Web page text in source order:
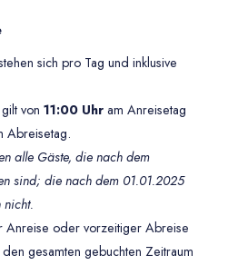
sich pro Tag und inklusive
von 11:00 Uhram Anreisetag
Abreisetag.
alle Gäste, die nach dem
sind; die nach dem 01.01.2025
nicht.
Anreise oder vorzeitiger Abreise
gesamten gebuchten Zeitraum